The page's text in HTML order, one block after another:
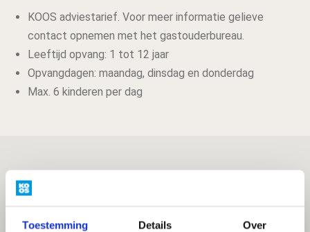
Toestemming Details Over
KOOS adviestarief. Voor meer informatie gelieve
contact opnemen met het gastouderbureau.
Leeftijd opvang: 1 tot 12 jaar
Opvangdagen: maandag, dinsdag en donderdag
Max. 6 kinderen per dag